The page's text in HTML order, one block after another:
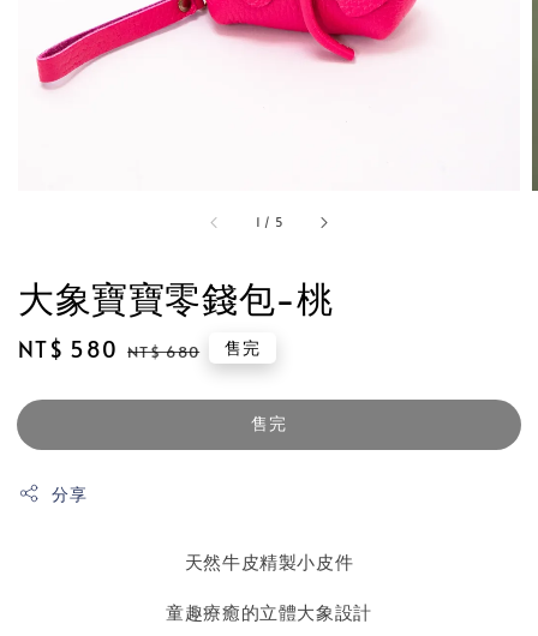
1 / 5
大象寶寶零錢包-桃
Sale
NT$ 580 Regular
NT$ 680 售完
售完
分享
天然牛皮精製小皮件
童趣療癒的立體大象設計